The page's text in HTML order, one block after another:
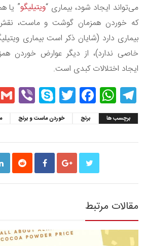
می‌تواند ایجاد شود، بیماری “ویتیلیگو” یا
که خوردن همزمان گوشت و ماست، نقش
بیماری دارد (شایان ذکر است بیماری
خاصی ندارد)، از دیگر عوارض خوردن
ایجاد اختلالات کبدی است.
Telegram
WhatsApp
Facebook
Twitter
برچسب ها برنج خوردن ماست و برنج
مقالات مرتبط